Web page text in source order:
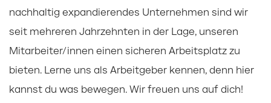
nachhaltig expandierendes Unternehmen sind wir
seit mehreren Jahrzehnten in der Lage, unseren
Mitarbeiter/innen einen sicheren Arbeitsplatz zu
bieten. Lerne uns als Arbeitgeber kennen, denn hier
kannst du was bewegen. Wir freuen uns auf dich!